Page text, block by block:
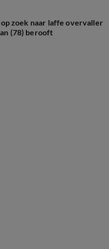
zoek naar laffe overvaller
(78) berooft